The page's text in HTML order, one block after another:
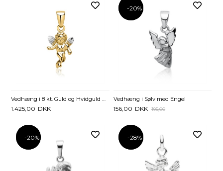
Vedhæng i 8 kt. Guld og Hvidguld med Engel
1.425,00 DKK
-20%
-20%
Vedhæng i Sølv med Engel
156,00 DKK 195,00
-20%
-20% -28%
-28%